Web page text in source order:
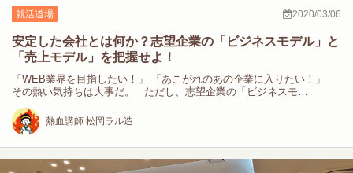
就活道場 2020/03/06
安定した会社とは何か？志望企業の「ビジネスモデル」と
「売上モデル」を把握せよ！
「WEB業界を目指したい！」 「あこがれのあの企業に入りたい！」
その熱い気持ちは大事だ。 ただし、志望企業の「ビジネスモ…
熱血講師 松岡ラル造